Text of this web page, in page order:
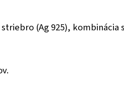
(Ag 925),